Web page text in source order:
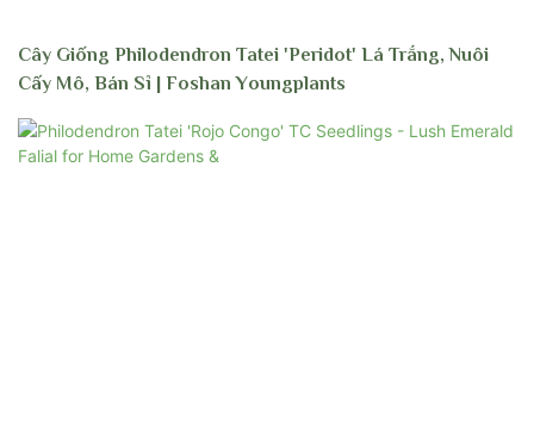
Cây Giống Philodendron Tatei 'Peridot' Lá Trắng, Nuôi
Cấy Mô, Bán Sỉ | Foshan Youngplants